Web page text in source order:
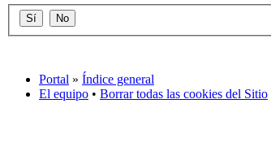
Portal » Índice general
El equipo • Borrar todas las cookies del Sitio